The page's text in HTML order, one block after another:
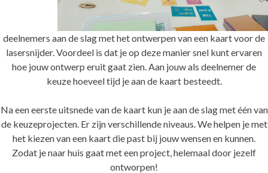
deelnemers aan de slag met het ontwerpen van een kaart voor de
lasersnijder. Voordeel is dat je op deze manier snel kunt ervaren
hoe jouw ontwerp eruit gaat zien. Aan jouw als deelnemer de
keuze hoeveel tijd je aan de kaart besteedt.
Na een eerste uitsnede van de kaart kun je aan de slag met één van
de keuzeprojecten. Er zijn verschillende niveaus. We helpen je met
het kiezen van een kaart die past bij jouw wensen en kunnen.
Zodat je naar huis gaat met een project, helemaal door jezelf
ontworpen!